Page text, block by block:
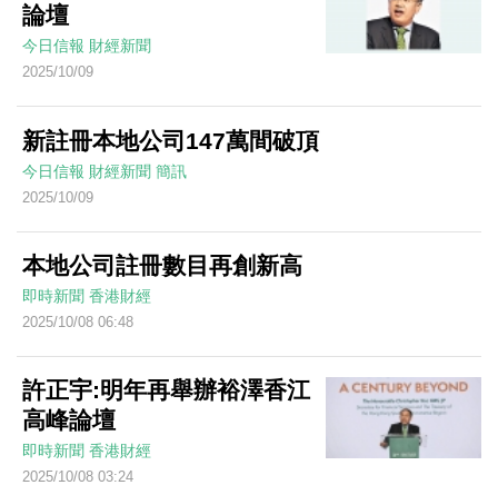
論壇
今日信報 財經新聞
2025/10/09
新註冊本地公司147萬間破頂
今日信報 財經新聞 簡訊
2025/10/09
本地公司註冊數目再創新高
即時新聞 香港財經
2025/10/08 06:48
許正宇:明年再舉辦裕澤香江
高峰論壇
即時新聞 香港財經
2025/10/08 03:24